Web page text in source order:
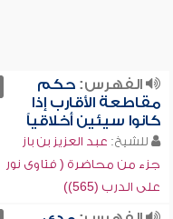
الفهرس:حكم
مقاطعة الأقارب إذا
كانوا سيئين أخلاقياً
للشيخ: عبد العزيز بن باز
جزء من محاضرة ( فتاوى نور
على الدرب (565))